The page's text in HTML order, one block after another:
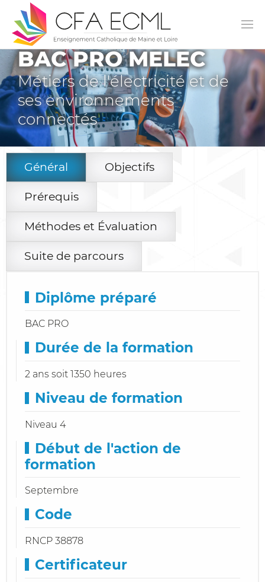
BAC PRO MELEC
Métiers de l'électricité et de
ses environnements
connectés
Général Objectifs
Prérequis
Méthodes et Évaluation
Suite de parcours
Diplôme préparé
BAC PRO
Durée de la formation
2 ans soit 1350 heures
Niveau de formation
Niveau 4
Début de l'action de
formation
Septembre
Code
RNCP 38878
Certificateur